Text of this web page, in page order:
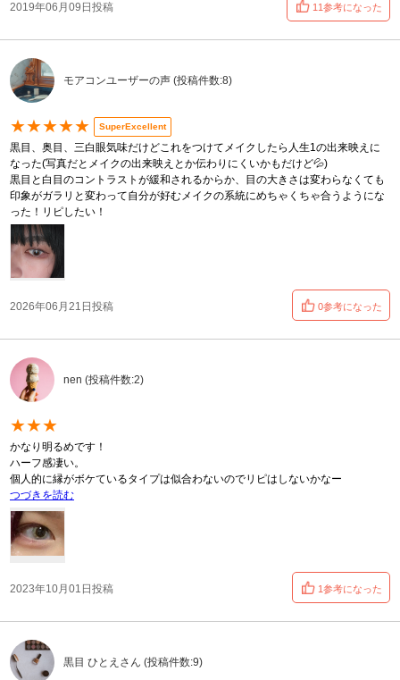
2019年06月09日投稿 11参考になった
モアコンユーザーの声 (投稿件数:8)
★★★★★ SuperExcellent
黒目、奥目、三白眼気味だけどこれをつけてメイクしたら人生1の出来映えに
なった(写真だとメイクの出来映えとか伝わりにくいかもだけど💦)
黒目と白目のコントラストが緩和されるからか、目の大きさは変わらなくても
印象がガラリと変わって自分が好むメイクの系統にめちゃくちゃ合うようにな
った！リピしたい！
2026年06月21日投稿 0参考になった
nen (投稿件数:2)
★★★
かなり明るめです！
ハーフ感凄い。
個人的に縁がボケているタイプは似合わないのでリピはしないかなー
つづきを読む
2023年10月01日投稿 1参考になった
黒目 ひとえさん (投稿件数:9)